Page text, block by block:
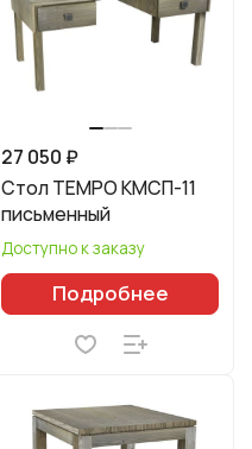
27 050 ₽
Стол TEMPO КМСП-11
письменный
Доступно к заказу
Подробнее